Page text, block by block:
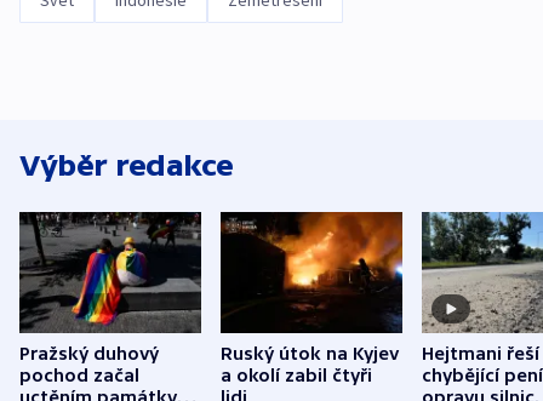
Výběr redakce
Pražský duhový
pochod začal
uctěním památky
Ruský útok na Kyjev
a okolí zabil čtyři
lidi
Hejtmani řeší
chybějící
opravu silnic.